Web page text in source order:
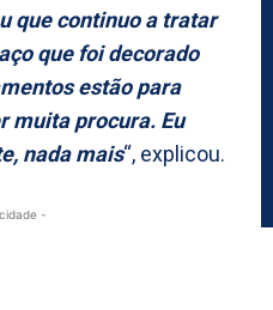
que continuo a tratar
que foi decorado
estão para
muita procura. Eu
nada mais“, explicou.
-